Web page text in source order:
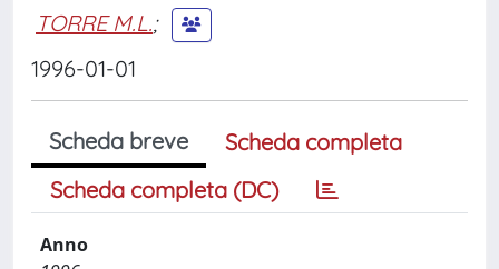
TORRE M.L.;
1996-01-01
Scheda breve
Scheda completa
Scheda completa (DC)
Anno